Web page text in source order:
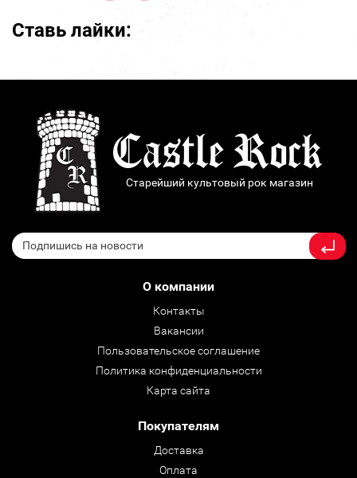
Ставь лайки:
Старейший культовый рок магазин
О компании
Контакты
Вакансии
Пользовательское соглашение
Политика конфиденциальности
Карта сайта
Покупателям
Доставка
Оплата